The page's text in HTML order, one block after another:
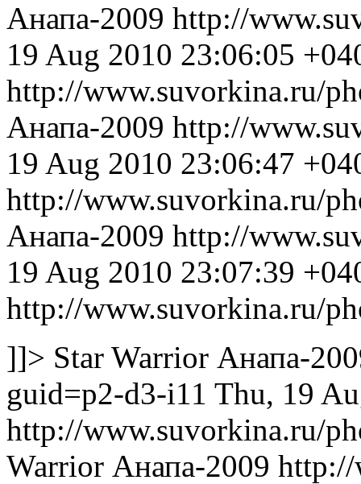
Анапа-2009 http://
19 Aug 2010 23:06:05
http://www.suvorkina.ru/
Анапа-2009 http://
19 Aug 2010 23:06:47
http://www.suvorkina.ru/
Анапа-2009 http://
19 Aug 2010 23:07:39
http://www.suvorkina.ru/
]]> Star Warrior Анапа-
guid=p2-d3-i11 Thu, 19
http://www.suvorkina.ru/
Warrior Анапа-2009 http://